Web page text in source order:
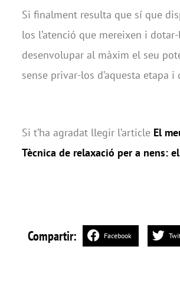
Si finalment resulta que sí que
los l’atenció que mereixen i
desenvolupar al màxim el seu
sense privar-los d’aquesta etapa i
Si t’ha agradat llegir l’article El
Tècnica de relaxació per a nens:
Compartir: Facebook